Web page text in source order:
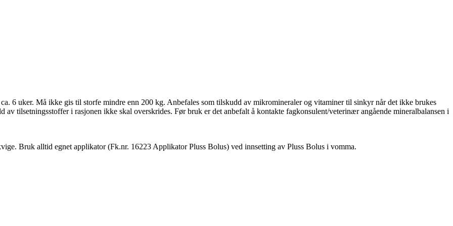
6 uker. Må ikke gis til storfe mindre enn 200 kg. Anbefales som tilskudd av mikromineraler og vitaminer til sinkyr når det ikke brukes
tilsetningsstoffer i rasjonen ikke skal overskrides. Før bruk er det anbefalt å kontakte fagkonsulent/veterinær angående mineralbalansen i
Bruk alltid egnet applikator (Fk.nr. 16223 Applikator Pluss Bolus) ved innsetting av Pluss Bolus i vomma.